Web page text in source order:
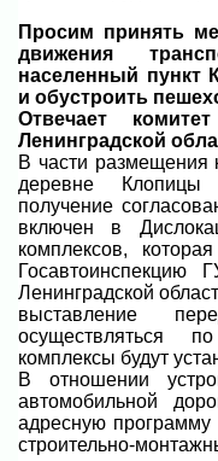
Просим принять
движения
населенный пункт
и обустроить
Отвечает
Ленинградской
В части размещения
деревне
получение
включен в
комплексов,
Ленинградской
выставление
осуществляться
комплексы будут
В отношении
автомобильной
адресную программу
строительно-